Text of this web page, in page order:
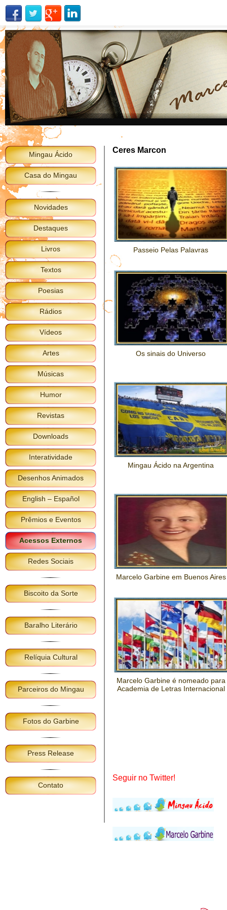
Mingau Ácido
Casa do Mingau
Novidades
Destaques
Livros
Textos
Poesias
Rádios
Vídeos
Artes
Músicas
Humor
Revistas
Downloads
Interatividade
Desenhos Animados
English – Español
Prêmios e Eventos
Acessos Externos
Redes Sociais
Biscoito da Sorte
Baralho Literário
Relíquia Cultural
Parceiros do Mingau
Fotos do Garbine
Press Release
Contato
Ceres Marcon
Passeio Pelas Palavras
Os sinais do Universo
Mingau Ácido na Argentina
Marcelo Garbine em Buenos Aires
Marcelo Garbine é nomeado para
Academia de Letras Internacional
Seguir no Twitter!